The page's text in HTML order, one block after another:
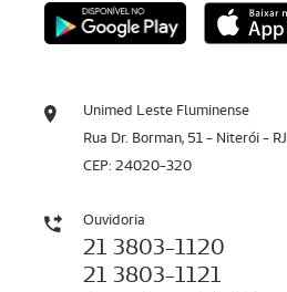
Unimed Leste Fluminense
Rua Dr. Borman, 51 - Niterói - RJ
CEP: 24020-320
Ouvidoria
21 3803-1120
21 3803-1121